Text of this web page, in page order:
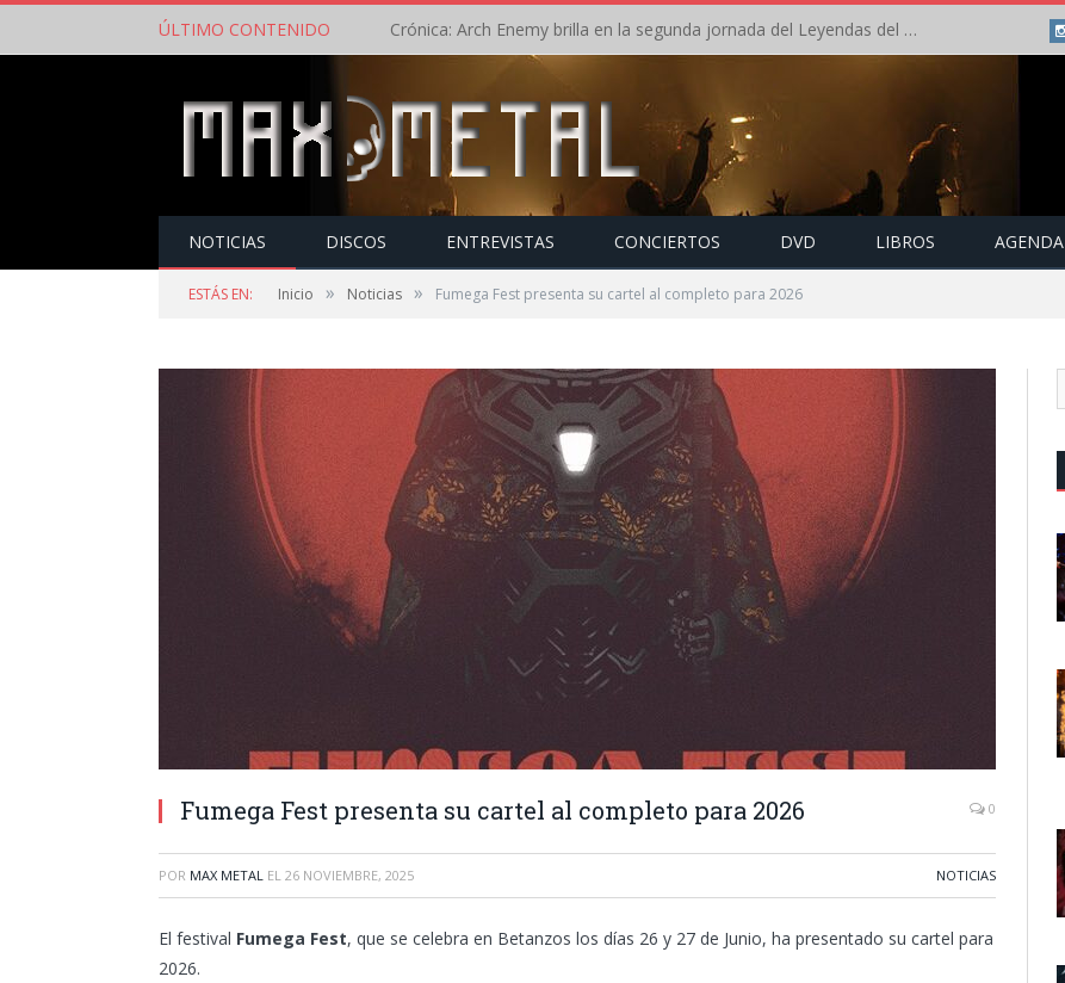
ÚLTIMO CONTENIDO Crónica: Arch Enemy brilla en la segunda jornada del Leyendas del Rock – Jueves – Agosto 2026
NOTICIAS DISCOS ENTREVISTAS CONCIERTOS DVD LIBROS AGENDA
ESTÁS EN: Inicio » Noticias » Fumega Fest presenta su cartel al completo para 2026
Fumega Fest presenta su cartel al completo para 2026 0
POR MAX METAL EL 26 NOVIEMBRE, 2025 NOTICIAS
El festival Fumega Fest, que se celebra en Betanzos los días 26 y 27 de Junio, ha presentado su cartel para
2026.